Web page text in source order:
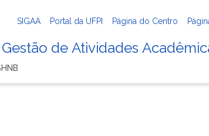
SIGAA Portal da UFPI Página do Centro
de Atividades